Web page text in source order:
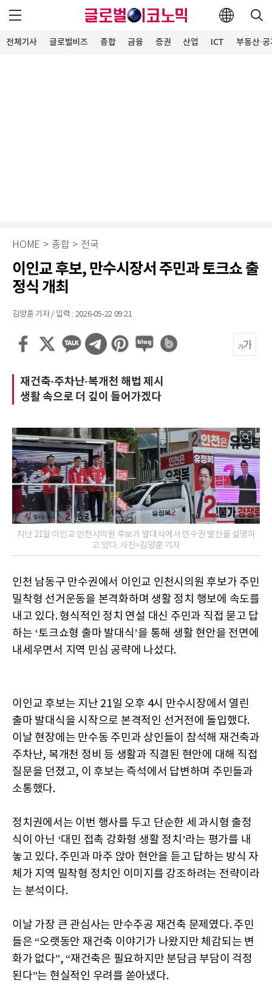
전체기사 글로벌비즈 종합 금융 증권 산업 ICT 부동산·
HOME > 종합 > 전국
이인교 후보, 만수시장서 주민과 토크쇼 출
정식 개최
김양훈 기자 / 입력 : 2026-05-22 09:21
재건축·주차난·복개천 해법 제시
생활 속으로 더 깊이 들어가겠다
지난 21일 이인교 인천시의원 후보가 발대식에서 만수권 발전을 설명하
고 있다. 사진=김양훈 기자
인천 남동구 만수권에서 이인교 인천시의원 후보가 주민
밀착형 선거운동을 본격화하며 생활 정치 행보에 속도를
내고 있다. 형식적인 정치 연설 대신 주민과 직접 묻고 답
하는 ‘토크쇼형 출마 발대식’을 통해 생활 현안을 전면에
내세우면서 지역 민심 공략에 나섰다.
이인교 후보는 지난 21일 오후 4시 만수시장에서 열린
출마 발대식을 시작으로 본격적인 선거전에 돌입했다.
이날 현장에는 만수동 주민과 상인들이 참석해 재건축과
주차난, 복개천 정비 등 생활과 직결된 현안에 대해 직접
질문을 던졌고, 이 후보는 즉석에서 답변하며 주민들과
소통했다.
정치권에서는 이번 행사를 두고 단순한 세 과시형 출정
식이 아닌 ‘대민 접촉 강화형 생활 정치’라는 평가를 내
놓고 있다. 주민과 마주 앉아 현안을 듣고 답하는 방식 자
체가 지역 밀착형 정치인 이미지를 강조하려는 전략이라
는 분석이다.
이날 가장 큰 관심사는 만수주공 재건축 문제였다. 주민
들은 “오랫동안 재건축 이야기가 나왔지만 체감되는 변
화가 없다”, “재건축은 필요하지만 분담금 부담이 걱정
된다”는 현실적인 우려를 쏟아냈다.